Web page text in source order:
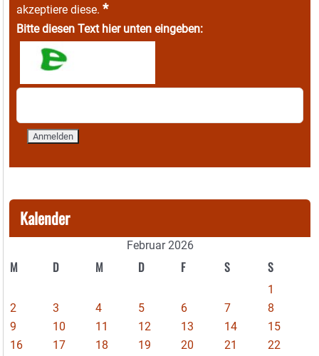
akzeptiere diese. *
Bitte diesen Text hier unten eingeben:
Kalender
Februar 2026
M D M D F S S
1
2
3 4 5 6 7
8
9
10 11 12 13 14
15
16
17 18 19 20 21
22